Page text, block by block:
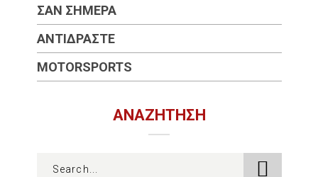
ΣΑΝ ΣΉΜΕΡΑ
ΑΝΤΙΔΡΆΣΤΕ
MOTORSPORTS
ΑΝΑΖΉΤΗΣΗ